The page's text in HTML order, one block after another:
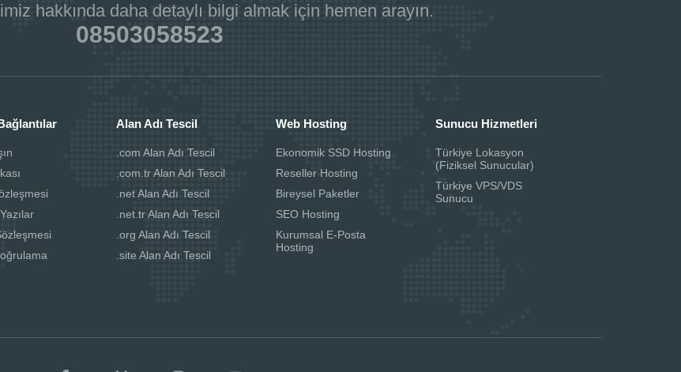
hakkında daha detaylı bilgi almak için hemen arayın.
08503058523
Alan Adı Tescil
.com Alan Adı Tescil
.com.tr Alan Adı Tescil
.net Alan Adı Tescil
.net.tr Alan Adı Tescil
.org Alan Adı Tescil
.site Alan Adı Tescil
Web Hosting
Ekonomik SSD Hosting
Reseller Hosting
Bireysel Paketler
SEO Hosting
Kurumsal E-Posta
Hosting
Sunucu Hizmetleri
Türkiye Lokasyon
(Fiziksel Sunucular)
Türkiye VPS/VDS
Sunucu